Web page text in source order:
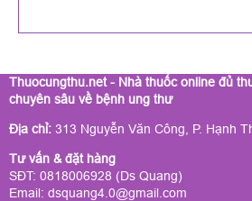
Thuocungthu.net - Nhà thuốc online đủ
chuyên sâu về bệnh ung thư
Địa chỉ: 313 Nguyễn Văn Công, P. Hạnh
Tư vấn & đặt hàng
SĐT: 0818006928 (Ds Quang)
Email: dsquang4.0@gmail.com